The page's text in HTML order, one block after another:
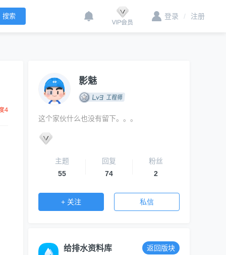
登录 / 注册
影魅
这个家伙什么也没有留下。。。
主题
55
回复
74
粉丝
2
+ 关注 私信
给排水资料库 返回版块